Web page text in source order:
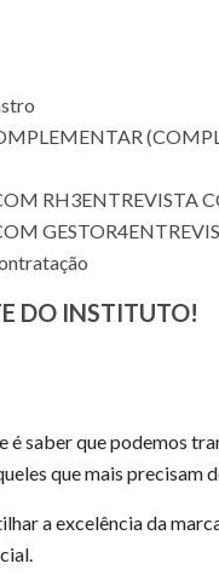
RH3ENTREVISTA
GESTOR4
DO INSTITUTO!
é saber que podemos
que mais precisam
a excelência da